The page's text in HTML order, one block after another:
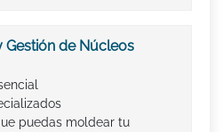
Gestión de Núcleos
puedas moldear tu